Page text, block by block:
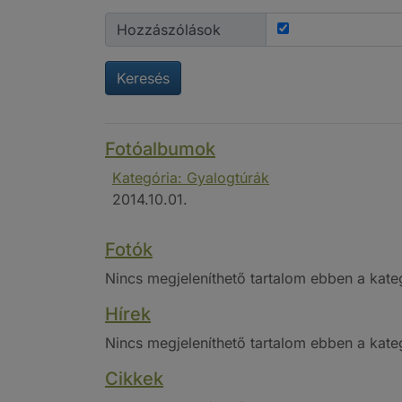
Hozzászólások
Keresés
Fotóalbumok
Kategória: Gyalogtúrák
2014.10.01.
Fotók
Nincs megjeleníthető tartalom ebben a
Hírek
Nincs megjeleníthető tartalom ebben a
Cikkek